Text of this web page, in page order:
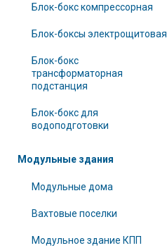
Блок-бокс компрессорная
Блок-боксы электрощитовая
Блок-бокс
трансформаторная
подстанция
Блок-бокс для
водоподготовки
Модульные здания
Модульные дома
Вахтовые поселки
Модульное здание КПП